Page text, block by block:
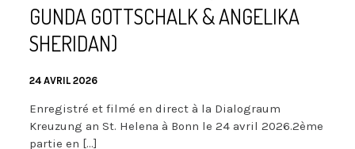
GUNDA GOTTSCHALK & ANGELIKA
SHERIDAN)
24 AVRIL 2026
Enregistré et filmé en direct à la Dialograum
Kreuzung an St. Helena à Bonn le 24 avril 2026.2ème
partie en […]